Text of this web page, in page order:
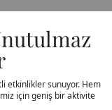
etkinlikler sunuyor. Hem
için geniş bir aktivite